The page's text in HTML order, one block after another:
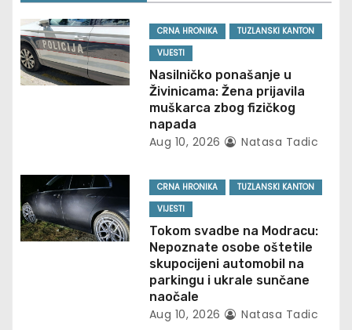
v
i
g
i
o
n
CRNA HRONIKA
TUZLANSKI KANTON
VIJESTI
Nasilničko ponašanje u
Živinicama: Žena prijavila
muškarca zbog fizičkog
napada
Aug 10, 2026 Natasa Tadic
CRNA HRONIKA
TUZLANSKI KANTON
VIJESTI
Tokom svadbe na Modracu:
Nepoznate osobe oštetile
skupocijeni automobil na
parkingu i ukrale sunčane
naočale
Aug 10, 2026 Natasa Tadic